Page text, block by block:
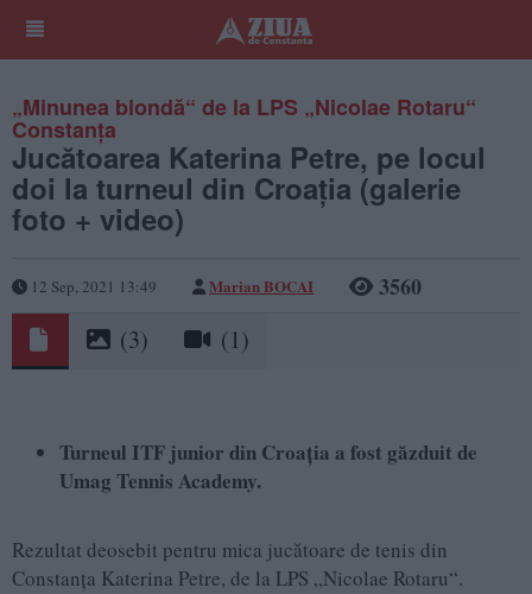
„Minunea blondă“ de la LPS „Nicolae Rotaru“
Constanţa
Jucătoarea Katerina Petre, pe locul
doi la turneul din Croaţia (galerie
foto + video)
12 Sep, 2021 13:49 Marian BOCAI 3560
(3) (1)
Turneul ITF junior din Croaţia a fost găzduit de
Umag Tennis Academy.
Rezultat deosebit pentru mica jucătoare de tenis din
Constanţa Katerina Petre, de la LPS „Nicolae Rotaru“.